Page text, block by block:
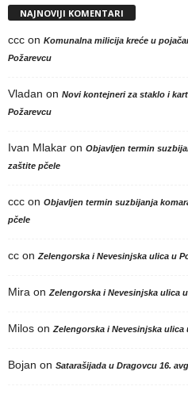
NAJNOVIJI KOMENTARI
ccc on Komunalna milicija kreće u
Požarevcu
Vladan on Novi kontejneri za staklo i
Požarevcu
Ivan Mlakar on Objavljen termin
zaštite pčele
ccc on Objavljen termin suzbijanja
pčele
cc on Zelengorska i Nevesinjska ulica u
Mira on Zelengorska i Nevesinjska ulica
Milos on Zelengorska i Nevesinjska
Bojan on Satarašijada u Dragovcu 16.